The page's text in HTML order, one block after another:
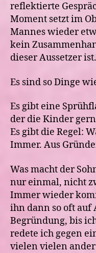
reflektierte
Moment setzt im
Mannes wieder
kein
dieser Aussetzer ist.
Es sind so Dinge
Es gibt eine
der die Kinder
Es gibt die Regel:
Immer. Aus
Was macht der
nur einmal, nicht
Immer wieder
ihn dann so oft auf
Begründung, bis
redete ich gegen
vielen vielen